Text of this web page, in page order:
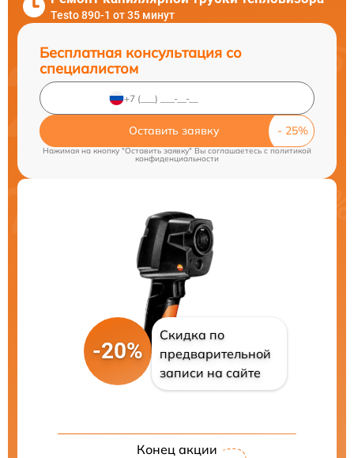
Testo 890-1 от 35 минут
Бесплатная консультация со
специалистом
Оставить заявку
Нажимая на кнопку "Оставить заявку" Вы соглашаетесь cполитикой
конфиденциальности
-20%
Скидка по
предварительной
записи на сайте
Конец акции